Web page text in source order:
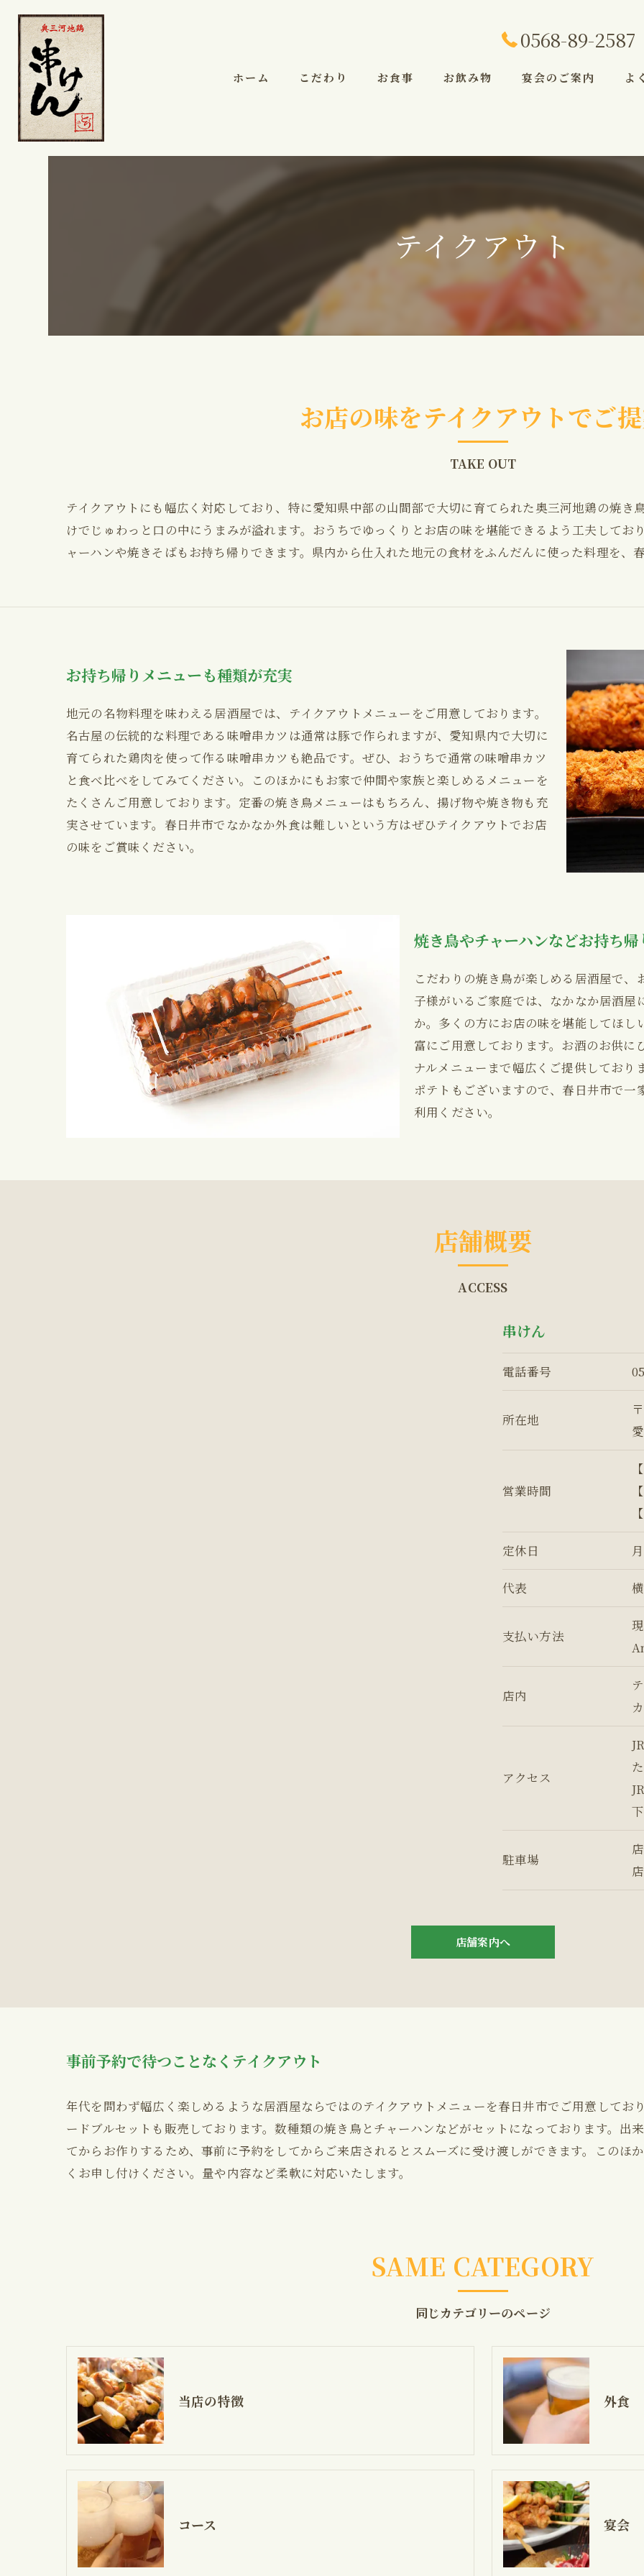
0568-89-2587
ホーム こだわり お食事 お飲み物 宴会のご案内 よ
テイクアウト
お店の味をテイクアウトでご
TAKE OUT
テイクアウトにも幅広く対応しており、特に愛知県中部の山間部で大切に育てられた奥三河地鶏の焼き
けでじゅわっと口の中にうまみが溢れます。おうちでゆっくりとお店の味を堪能できるよう工夫してお
ャーハンや焼きそばもお持ち帰りできます。県内から仕入れた地元の食材をふんだんに使った料理を、
お持ち帰りメニューも種類が充実
地元の名物料理を味わえる居酒屋では、テイクアウトメニューをご用意しております。
名古屋の伝統的な料理である味噌串カツは通常は豚で作られますが、愛知県内で大切に
育てられた鶏肉を使って作る味噌串カツも絶品です。ぜひ、おうちで通常の味噌串カツ
と食べ比べをしてみてください。このほかにもお家で仲間や家族と楽しめるメニューを
たくさんご用意しております。定番の焼き鳥メニューはもちろん、揚げ物や焼き物も充
実させています。春日井市でなかなか外食は難しいという方はぜひテイクアウトでお店
の味をご賞味ください。
焼き鳥やチャーハンなどお持ち帰
こだわりの焼き鳥が楽しめる居酒屋で
子様がいるご家庭では、なかなか居酒
か。多くの方にお店の味を堪能してほ
富にご用意しております。お酒のお供
ナルメニューまで幅広くご提供してお
ポテトもございますので、春日井市で
利用ください。
店舗概要
ACCESS
串けん
電話番号
所在地
営業時間
定休日
代表
支払い方法
店内
アクセス
駐車場
店舗案内へ
事前予約で待つことなくテイクアウト
年代を問わず幅広く楽しめるような居酒屋ならではのテイクアウトメニューを春日井市でご用意してお
ードブルセットも販売しております。数種類の焼き鳥とチャーハンなどがセットになっております。出
てからお作りするため、事前に予約をしてからご来店されるとスムーズに受け渡しができます。このほ
くお申し付けください。量や内容など柔軟に対応いたします。
同じカテゴリーのページ
SAME CATEGORY
当店の特徴 外食
コース 宴会